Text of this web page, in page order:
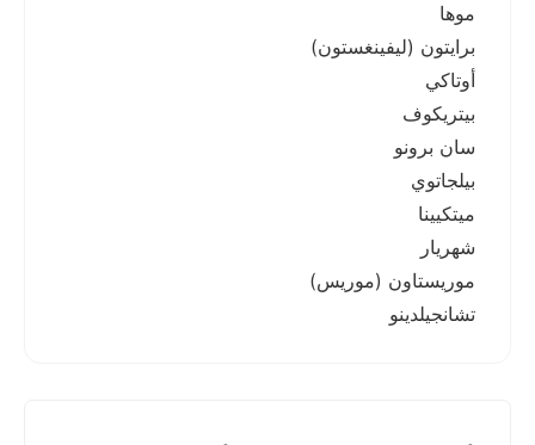
موها
برايتون (ليفينغستون)
أوتاكي
بيتريكوف
سان برونو
بيلجاتوي
ميتكيينا
شهريار
موريستاون (موريس)
تشانجيلدينو